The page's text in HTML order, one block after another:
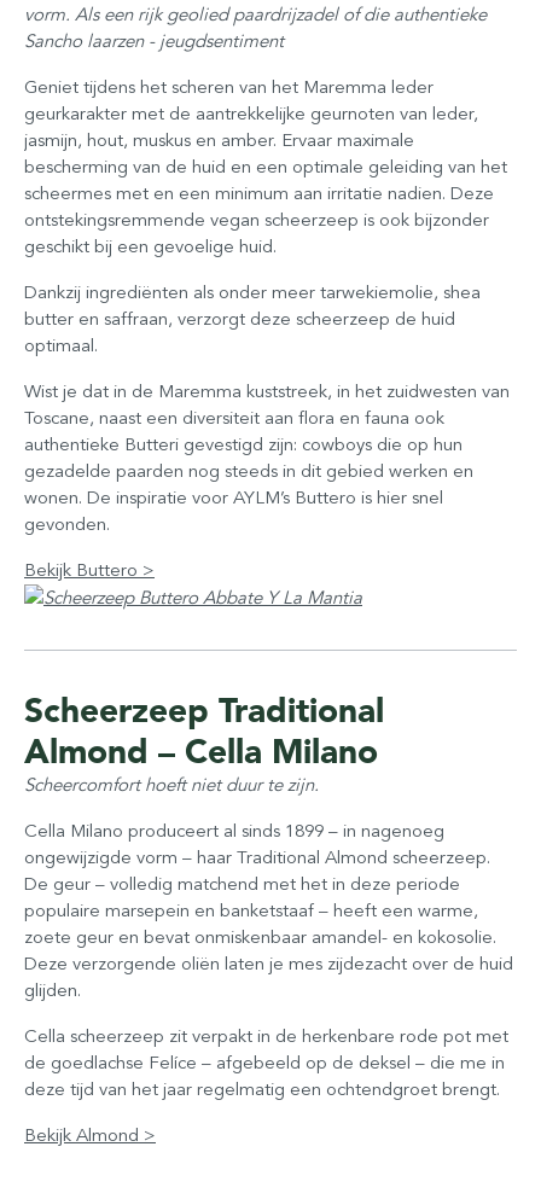
vorm. Als een rijk geolied paardrijzadel of die authentieke
Sancho laarzen - jeugdsentiment
Geniet tijdens het scheren van het Maremma leder
geurkarakter met de aantrekkelijke geurnoten van leder,
jasmijn, hout, muskus en amber. Ervaar maximale
bescherming van de huid en een optimale geleiding van het
scheermes met en een minimum aan irritatie nadien. Deze
ontstekingsremmende vegan scheerzeep is ook bijzonder
geschikt bij een gevoelige huid.
Dankzij ingrediënten als onder meer tarwekiemolie, shea
butter en saffraan, verzorgt deze scheerzeep de huid
optimaal.
Wist je dat in de Maremma kuststreek, in het zuidwesten van
Toscane, naast een diversiteit aan flora en fauna ook
authentieke Butteri gevestigd zijn: cowboys die op hun
gezadelde paarden nog steeds in dit gebied werken en
wonen. De inspiratie voor AYLM’s Buttero is hier snel
gevonden.
Bekijk Buttero >
Scheerzeep Traditional
Almond – Cella Milano
Scheercomfort hoeft niet duur te zijn.
Cella Milano produceert al sinds 1899 – in nagenoeg
ongewijzigde vorm – haar Traditional Almond scheerzeep.
De geur – volledig matchend met het in deze periode
populaire marsepein en banketstaaf – heeft een warme,
zoete geur en bevat onmiskenbaar amandel- en kokosolie.
Deze verzorgende oliën laten je mes zijdezacht over de huid
glijden.
Cella scheerzeep zit verpakt in de herkenbare rode pot met
de goedlachse Felíce – afgebeeld op de deksel – die me in
deze tijd van het jaar regelmatig een ochtendgroet brengt.
Bekijk Almond >